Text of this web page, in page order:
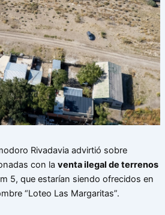
Rivadavia advirtió sobre
con la venta ilegal de terrenos
5, que estarían siendo ofrecidos en
“Loteo Las Margaritas”.